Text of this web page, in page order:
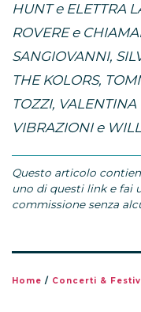
HUNT e ELETTRA
ROVERE e
SANGIOVANNI,
THE KOLORS,
TOZZI, VALENTINA
VIBRAZIONI e
Questo articolo
uno di questi link e fai
commissione senza
Home / Concerti &